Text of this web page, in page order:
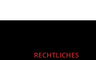
RECHTLICHES